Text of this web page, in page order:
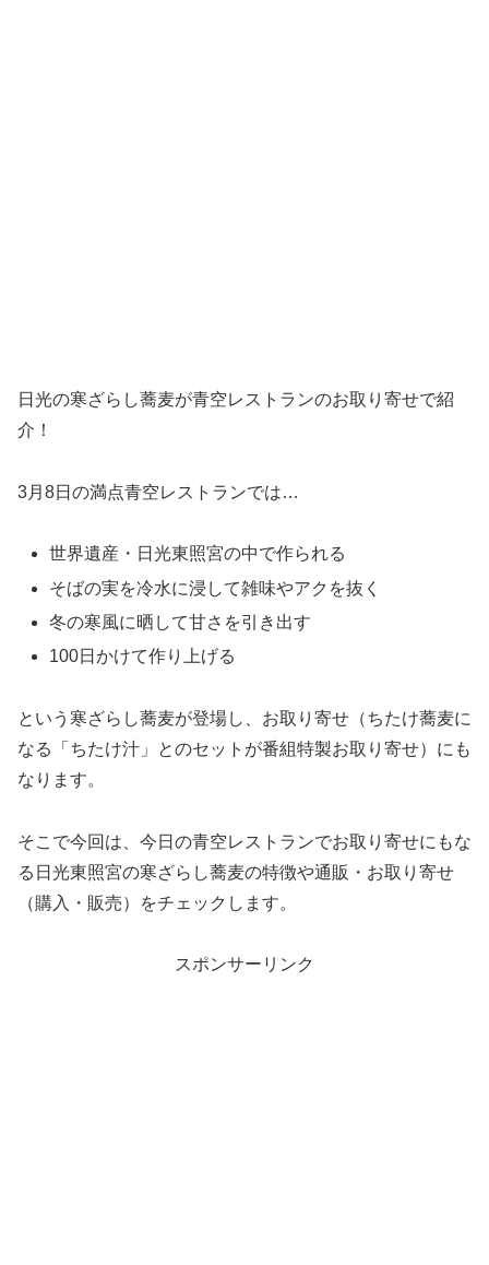
日光の寒ざらし蕎麦が青空レストランのお取り寄せで紹
介！
3月8日の満点青空レストランでは…
世界遺産・日光東照宮の中で作られる
そばの実を冷水に浸して雑味やアクを抜く
冬の寒風に晒して甘さを引き出す
100日かけて作り上げる
という寒ざらし蕎麦が登場し、お取り寄せ（ちたけ蕎麦に
なる「ちたけ汁」とのセットが番組特製お取り寄せ）にも
なります。
そこで今回は、今日の青空レストランでお取り寄せにもな
る日光東照宮の寒ざらし蕎麦の特徴や通販・お取り寄せ
（購入・販売）をチェックします。
スポンサーリンク